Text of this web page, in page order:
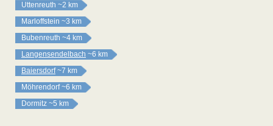
Uttenreuth ~2 km
Marloffstein ~3 km
Bubenreuth ~4 km
Langensendelbach ~6 km
Baiersdorf ~7 km
Möhrendorf ~6 km
Dormitz ~5 km